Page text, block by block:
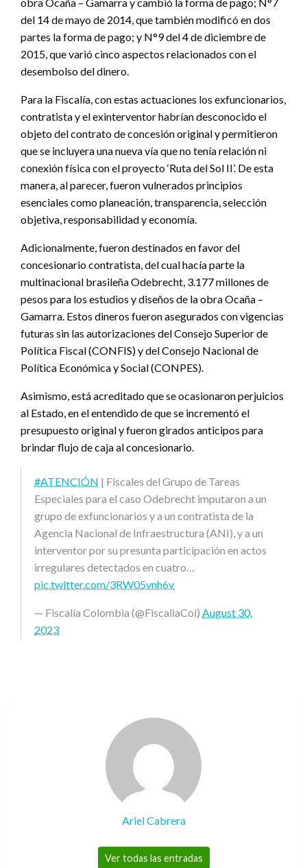
del 14 de mayo de 2014, que también modificó en dos
partes la forma de pago; y N°9 del 4 de diciembre de
2015, que varió cinco aspectos relacionados con el
desembolso del dinero.
Para la Fiscalía, con estas actuaciones los exfuncionarios,
contratista y el exinterventor habrían desconocido el
objeto del contrato de concesión original y permitieron
que se incluyera una nueva vía que no tenía relación ni
conexión física con el proyecto ‘Ruta del Sol II’. De esta
manera, al parecer, fueron vulnerados principios
esenciales como planeación, transparencia, selección
objetiva, responsabilidad y economía.
Adicionalmente, fueron destinados en favor del
concesionario contratista, del cual hacía parte la
multinacional brasileña Odebrecht, 3.177 millones de
pesos para los estudios y diseños de la obra Ocaña –
Gamarra. Estos dineros fueron asegurados con vigencias
futuras sin las autorizaciones del Consejo Superior de
Política Fiscal (CONFIS) y del Consejo Nacional de
Política Económica y Social (CONPES).
Asimismo, está acreditado que se ocasionaron perjuicios
al Estado, en el entendido de que se incrementó el
presupuesto original y fueron girados anticipos para
brindar flujo de caja al concesionario.
#ATENCIÓN | Fiscales del Grupo de Tareas
Especiales para el caso Odebrecht imputaron a un
grupo de exfuncionarios y a un contratista de la
Agencia Nacional de Infraestructura (ANI), y a un
interventor por su presunta participación en actos
irregulares detectados en cuatro…
pic.twitter.com/3RW05vnh6v
— Fiscalía Colombia (@FiscaliaCol) August 30,
2023
Ariel Cabrera
Ver todas las entradas